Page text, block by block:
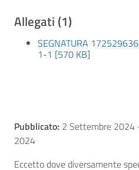
Allegati (1)
SEGNATURA
1-1 [570 KB]
Pubblicato: 2 Settembre 2024
2024
Eccetto dove diversamente